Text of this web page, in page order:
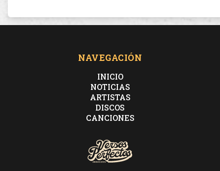
NAVEGACIÓN
INICIO
NOTICIAS
ARTISTAS
DISCOS
CANCIONES